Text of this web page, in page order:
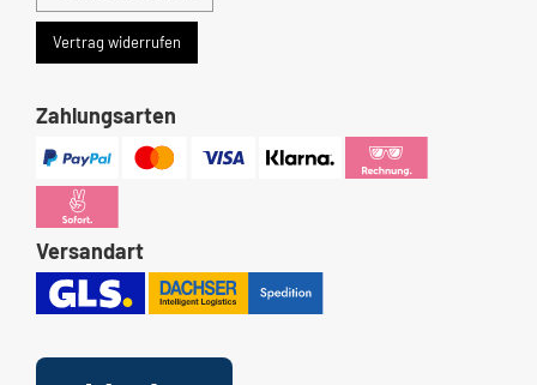
Vertrag widerrufen
Zahlungsarten
Versandart